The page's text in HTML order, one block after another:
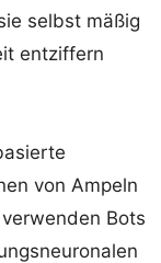
selbst mäßig
entziffern
von Ampeln
Bots